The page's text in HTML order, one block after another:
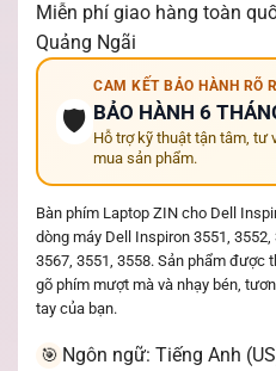
Miễn phí giao hàng toàn
Quảng Ngãi
🛡️
CAM KẾT BẢO HÀNH RÕ
BẢO HÀNH 6
Hỗ trợ kỹ thuật tận tâm, tư
mua sản phẩm.
Bàn phím Laptop ZIN cho Dell
dòng máy Dell Inspiron 3551, 3552,
3567, 3551, 3558. Sản phẩm được
gõ phím mượt mà và nhạy bén,
tay của bạn.
🎯 Ngôn ngữ: Tiếng Anh